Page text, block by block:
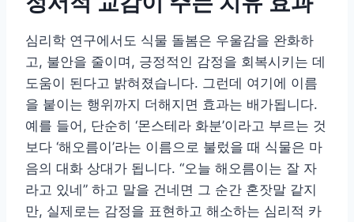
심리학 연구에서도 식물 돌봄은 우울감을 완화하
고, 불안을 줄이며, 긍정적인 감정을 회복시키는 데
도움이 된다고 밝혀졌습니다. 그런데 여기에 이름
을 붙이는 행위까지 더해지면 효과는 배가됩니다.
예를 들어, 단순히 ‘몬스테라 화분’이라고 부르는 것
보다 ‘해오름이’라는 이름으로 불렀을 때 식물은 마
음의 대화 상대가 됩니다. “오늘 해오름이는 잘 자
라고 있네” 하고 말을 건네면 그 순간 혼잣말 같지
만, 실제로는 감정을 표현하고 해소하는 심리적 카